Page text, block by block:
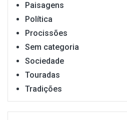
Paisagens
Política
Procissões
Sem categoria
Sociedade
Touradas
Tradições